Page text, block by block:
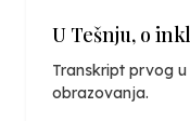
U Tešnju, o
Transkript prvog
obrazovanja.